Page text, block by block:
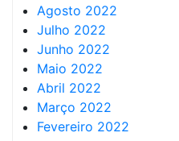
Agosto 2022
Julho 2022
Junho 2022
Maio 2022
Abril 2022
Março 2022
Fevereiro 2022